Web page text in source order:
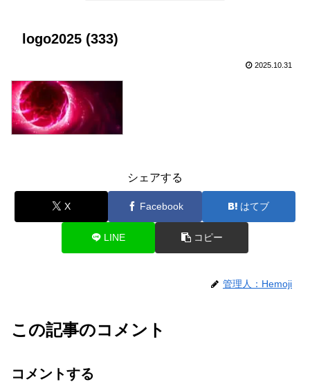
logo2025 (333)
2025.10.31
シェアする
X Facebook はてブ
LINE コピー
管理人：Hemoji
この記事のコメント
コメントする